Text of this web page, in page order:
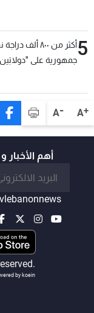
A+
A-
5
أكثر من ٨٠٠
جمهورية على
أهم الأخبار
by koein